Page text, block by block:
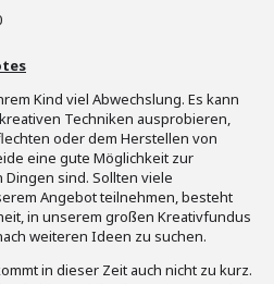
Kind viel Abwechslung. Es kann
Techniken ausprobieren,
oder dem Herstellen von
eine gute Möglichkeit zur
sind. Sollten viele
Angebot teilnehmen, besteht
in unserem großen Kreativfundus
weiteren Ideen zu suchen.
in dieser Zeit auch nicht zu kurz.